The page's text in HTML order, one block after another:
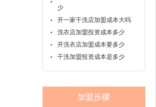
少
开一家干洗店加盟成本大吗
洗衣店加盟投资成本多少
开洗衣店加盟成本要多少
干洗加盟投资成本是多少
加盟步骤